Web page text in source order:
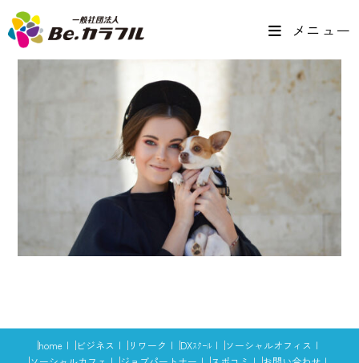
メニュー
home ビジネス リワーク DXｽｸｰﾙ
ソーシャルオフィス